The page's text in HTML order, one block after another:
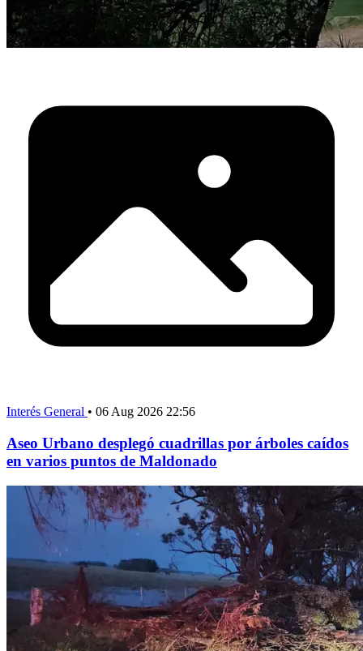
Interés General • 06 Aug 2026 22:56
Aseo Urbano desplegó cuadrillas por árboles caídos
en varios puntos de Maldonado